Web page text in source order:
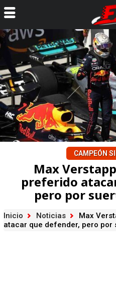
CAMPEÓN
Max
preferido
pero por
Inicio Noticias
Max
atacar que defender, pero por